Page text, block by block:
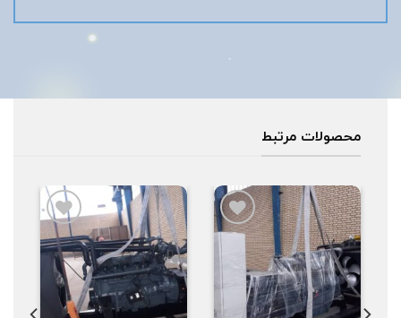
محصولات مرتبط
افزودن
علاقه
مندی
افزودن
به
علاقه
مندی
ها